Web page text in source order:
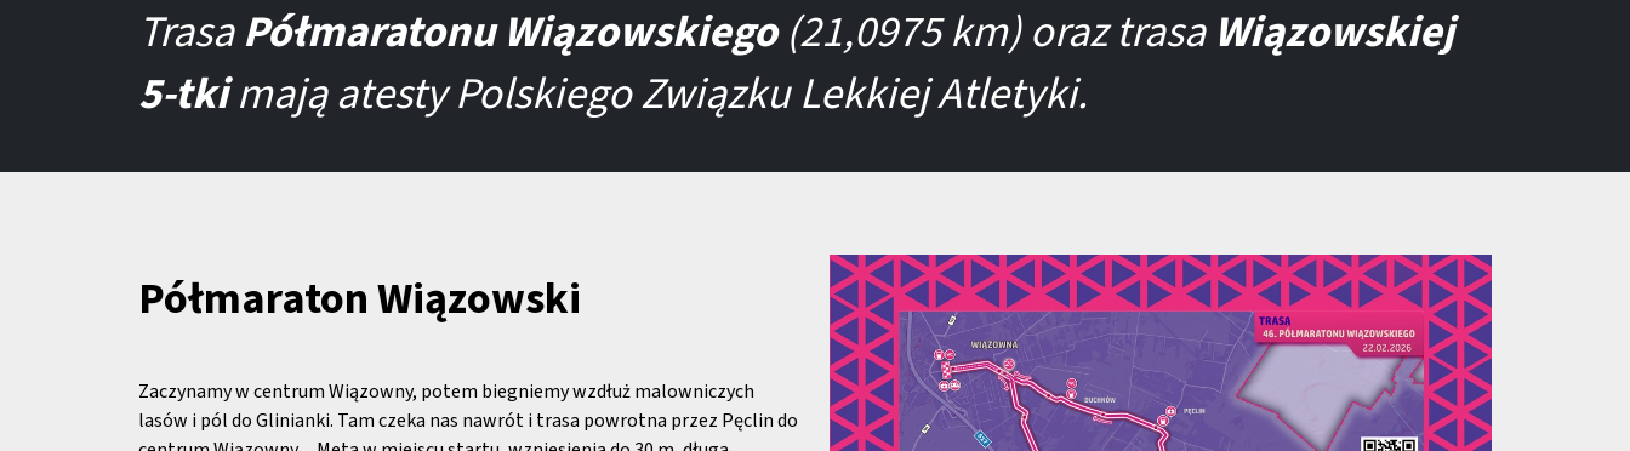
TrasaPółmaratonu Wiązowskiego(21,0975 km) oraz trasaWiązowskiej
5-tkimają atesty Polskiego Związku Lekkiej Atletyki.
Półmaraton Wiązowski
Zaczynamy w centrum Wiązowny, potem biegniemy wzdłuż malowniczych
lasów i pól do Glinianki. Tam czeka nas nawrót i trasa powrotna przez Pęclin do